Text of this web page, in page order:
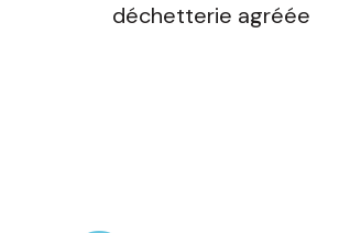
déchetterie agréée